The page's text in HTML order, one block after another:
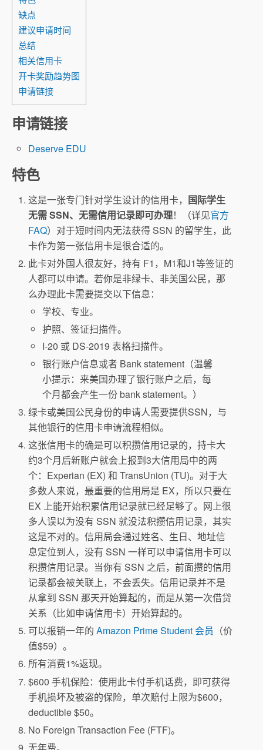
缺点
建议申请时间
总结
相关信用卡
开卡奖励趋势图
申请链接
申请链接
Deserve EDU
特色
这是一张专门针对学生设计的信用卡， 国际学生
无需 SSN、无需信用记录即可办理！（详见官方
FAQ）对于短时间内无法获得 SSN 的留学生，此
卡作为第一张信用卡是很合适的。
此卡对外国人很友好，持有 F1，M1和J1等签证的
人都可以申请。若你是非绿卡、非美国公民，那
么办理此卡需要提交以下信息：
学校、专业。
护照、签证扫描件。
I-20 或 DS-2019 表格扫描件。
银行账户信息或者 Bank statement（温馨
小提示：来美国办理了银行账户之后，每
个月都会产生一份 bank statement。）
绿卡或美国公民身份的申请人需要提供SSN，与
其他银行的信用卡申请流程相似。
这张信用卡的确是可以积攒信用记录的，持卡大
约3个月后新账户就会上报到3大信用局中的两
个：Experian (EX) 和 TransUnion (TU)。对于大
多数人来说，最重要的信用局是 EX，所以只要在
EX 上能开始积累信用记录就已经足够了。网上很
多人误以为没有 SSN 就没法积攒信用记录，其实
这是不对的。信用局会通过姓名、生日、地址信
息定位到人，没有 SSN 一样可以申请信用卡可以
积攒信用记录。当你有 SSN 之后，前面攒的信用
记录都会被关联上，不会丢失。信用记录并不是
从拿到 SSN 那天开始算起的，而是从第一次借贷
关系（比如申请信用卡）开始算起的。
可以报销一年的Amazon Prime Student 会员 （价
值$59）。
所有消费1%返现。
$600 手机保险：使用此卡付手机话费，即可获得
手机损坏及被盗的保险，单次赔付上限为$600，
deductible $50。
No Foreign Transaction Fee (FTF)。